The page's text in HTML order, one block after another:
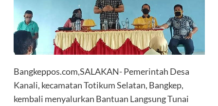
Bangkeppos.com,SALAKAN- Pemerintah Desa
Kanali, kecamatan Totikum Selatan, Bangkep,
kembali menyalurkan Bantuan Langsung Tunai